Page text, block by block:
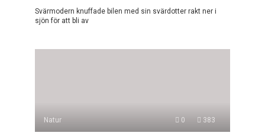
Svärmodern knuffade bilen med sin svärdotter rakt ner i
sjön för att bli av
Natur 0 383